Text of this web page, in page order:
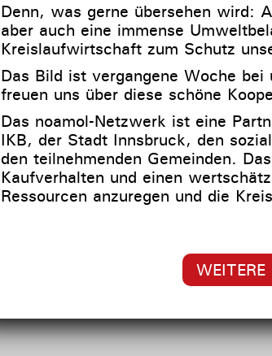
Denn, was gerne übersehen wird:
aber auch eine immense
Kreislaufwirtschaft zum Schutz
Das Bild ist vergangene Woche
freuen uns über diese schöne
Das noamol-Netzwerk ist eine
IKB, der Stadt Innsbruck, den
den teilnehmenden Gemeinden.
Kaufverhalten und einen
Ressourcen anzuregen und die